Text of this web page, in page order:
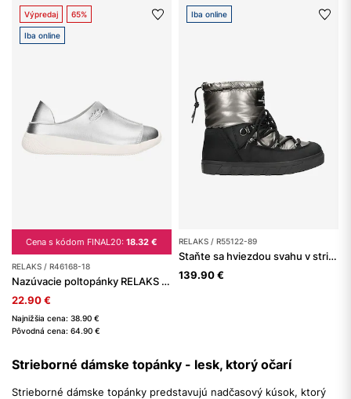
Výpredaj 65%
Iba online
Cena s kódom FINAL20: 18.32 €
RELAKS / R46168-18
Nazúvacie poltopánky RELAKS v striebornej farbe
22.90 €
Najnižšia cena: 38.90 €
Pôvodná cena: 64.90 €
Iba online
RELAKS / R55122-89
Staňte sa hviezdou svahu v strieborných dámskych snehuliach
139.90 €
Strieborné dámske topánky - lesk, ktorý očarí
Strieborné dámske topánky predstavujú nadčasový kúsok, ktorý